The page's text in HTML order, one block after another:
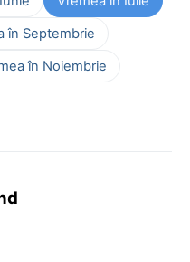
în Septembrie
în Noiembrie